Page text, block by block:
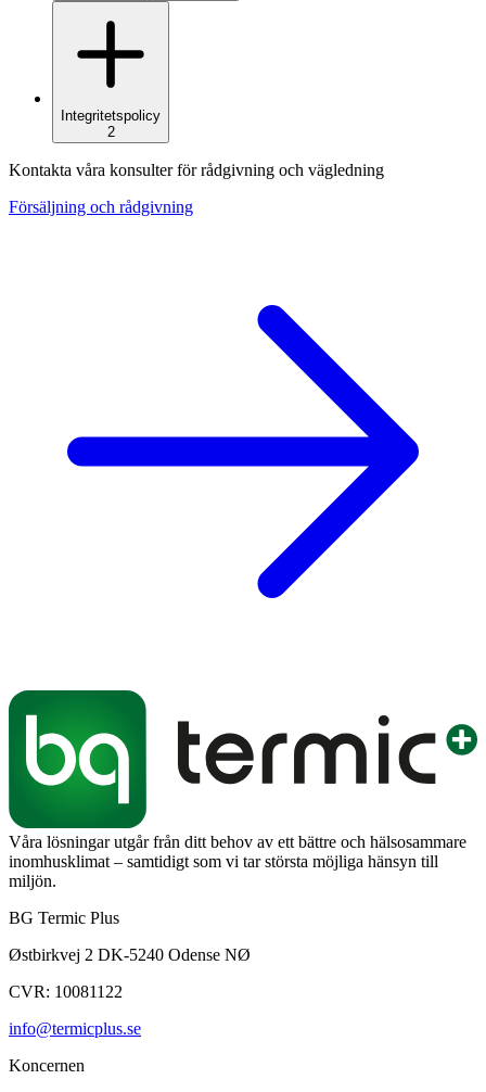
Integritetspolicy
2
Kontakta våra konsulter för rådgivning och vägledning
Försäljning och rådgivning
Våra lösningar utgår från ditt behov av ett bättre och hälsosammare
inomhusklimat – samtidigt som vi tar största möjliga hänsyn till
miljön.
BG Termic Plus
Østbirkvej 2 DK-5240 Odense NØ
CVR: 10081122
info@termicplus.se
Koncernen